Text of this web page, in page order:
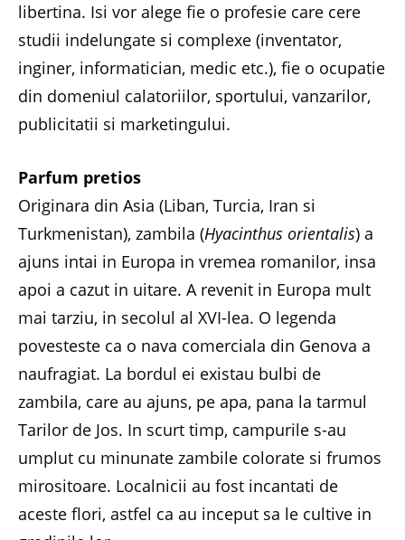
libertina. Isi vor alege fie o profesie care cere
studii indelungate si complexe (inventator,
inginer, informatician, medic etc.), fie o ocupatie
din domeniul calatoriilor, sportului, vanzarilor,
publicitatii si marketingului.
Parfum pretios
Originara din Asia (Liban, Turcia, Iran si
Turkmenistan), zambila (Hyacinthus orientalis) a
ajuns intai in Europa in vremea romanilor, insa
apoi a cazut in uitare. A revenit in Europa mult
mai tarziu, in secolul al XVI-lea. O legenda
povesteste ca o nava comerciala din Genova a
naufragiat. La bordul ei existau bulbi de
zambila, care au ajuns, pe apa, pana la tarmul
Tarilor de Jos. In scurt timp, campurile s-au
umplut cu minunate zambile colorate si frumos
mirositoare. Localnicii au fost incantati de
aceste flori, astfel ca au inceput sa le cultive in